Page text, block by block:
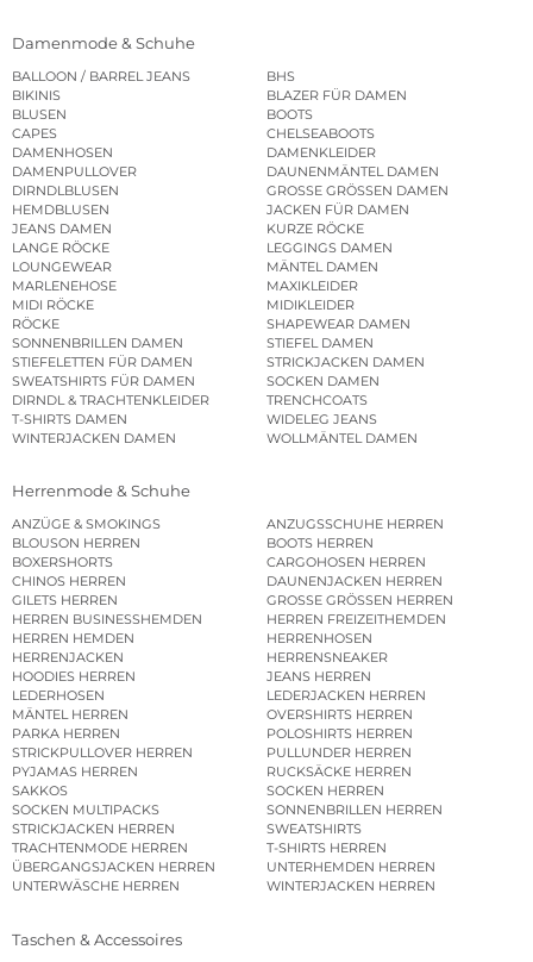
Damenmode & Schuhe
BALLOON / BARREL JEANS
BHS
BIKINIS
BLAZER FÜR DAMEN
BLUSEN
BOOTS
CAPES
CHELSEABOOTS
DAMENHOSEN
DAMENKLEIDER
DAMENPULLOVER
DAUNENMÄNTEL DAMEN
DIRNDLBLUSEN
GROSSE GRÖSSEN DAMEN
HEMDBLUSEN
JACKEN FÜR DAMEN
JEANS DAMEN
KURZE RÖCKE
LANGE RÖCKE
LEGGINGS DAMEN
LOUNGEWEAR
MÄNTEL DAMEN
MARLENEHOSE
MAXIKLEIDER
MIDI RÖCKE
MIDIKLEIDER
RÖCKE
SHAPEWEAR DAMEN
SONNENBRILLEN DAMEN
STIEFEL DAMEN
STIEFELETTEN FÜR DAMEN
STRICKJACKEN DAMEN
SWEATSHIRTS FÜR DAMEN
SOCKEN DAMEN
DIRNDL & TRACHTENKLEIDER
TRENCHCOATS
T-SHIRTS DAMEN
WIDELEG JEANS
WINTERJACKEN DAMEN
WOLLMÄNTEL DAMEN
Herrenmode & Schuhe
ANZÜGE & SMOKINGS
ANZUGSSCHUHE HERREN
BLOUSON HERREN
BOOTS HERREN
BOXERSHORTS
CARGOHOSEN HERREN
CHINOS HERREN
DAUNENJACKEN HERREN
GILETS HERREN
GROSSE GRÖSSEN HERREN
HERREN BUSINESSHEMDEN
HERREN FREIZEITHEMDEN
HERREN HEMDEN
HERRENHOSEN
HERRENJACKEN
HERRENSNEAKER
HOODIES HERREN
JEANS HERREN
LEDERHOSEN
LEDERJACKEN HERREN
MÄNTEL HERREN
OVERSHIRTS HERREN
PARKA HERREN
POLOSHIRTS HERREN
STRICKPULLOVER HERREN
PULLUNDER HERREN
PYJAMAS HERREN
RUCKSÄCKE HERREN
SAKKOS
SOCKEN HERREN
SOCKEN MULTIPACKS
SONNENBRILLEN HERREN
STRICKJACKEN HERREN
SWEATSHIRTS
TRACHTENMODE HERREN
T-SHIRTS HERREN
ÜBERGANGSJACKEN HERREN
UNTERHEMDEN HERREN
UNTERWÄSCHE HERREN
WINTERJACKEN HERREN
Taschen & Accessoires